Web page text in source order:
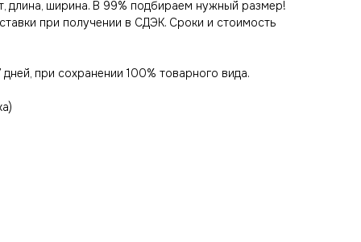
длина, ширина. В 99% подбираем нужный размер!
при получении в СДЭК. Сроки и стоимость
при сохранении 100% товарного вида.